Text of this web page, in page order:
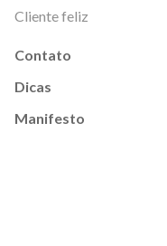
Cliente feliz
Contato
Dicas
Manifesto